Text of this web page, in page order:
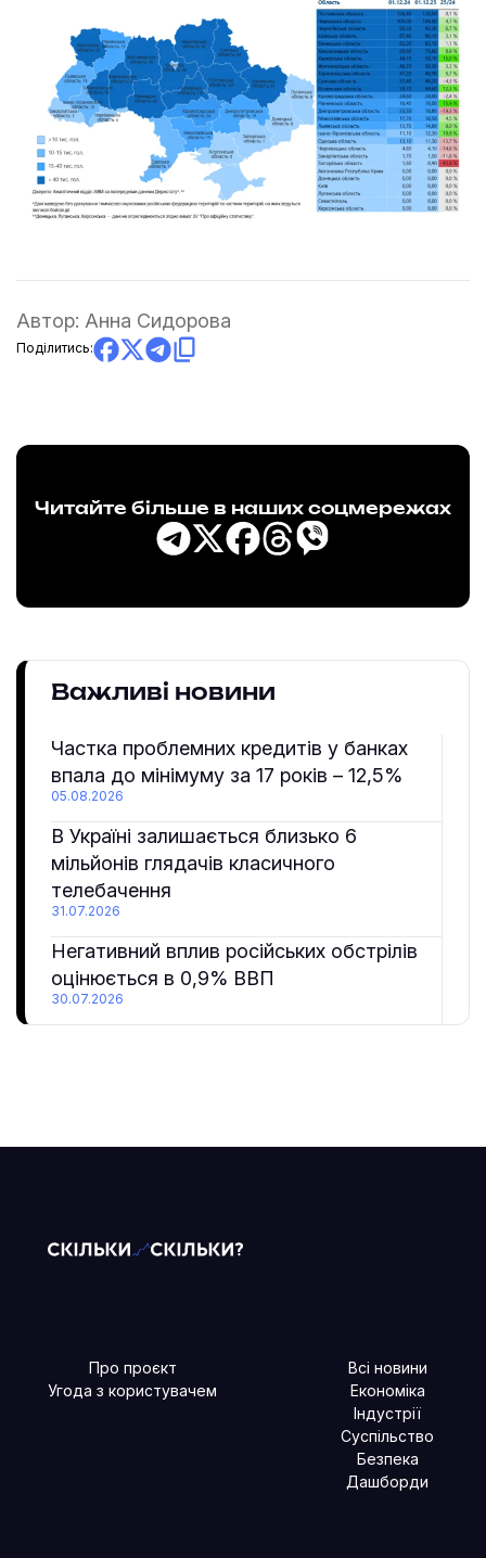
Автор: Анна Сидорова
Поділитись:
Читайте більше в наших соцмережах
Важливі новини
Частка проблемних кредитів у банках
впала до мінімуму за 17 років – 12,5%
05.08.2026
В Україні залишається близько 6
мільйонів глядачів класичного
телебачення
31.07.2026
Негативний вплив російських обстрілів
оцінюється в 0,9% ВВП
30.07.2026
Про проєкт
Угода з користувачем
Всі новини
Економіка
Індустрії
Суспільство
Безпека
Дашборди